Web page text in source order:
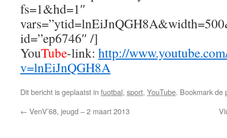
fs=1&hd=1″
id=”ep6746″ /]
YouTube-link: http://
v=lnEiJnQGH8A
Dit bericht is geplaatst in fuotbal, sport, YouTube. Bookmark de
← VenV’68, jeugd – 2 maart 2013